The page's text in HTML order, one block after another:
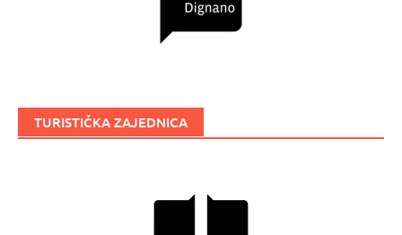
TURISTIČKA ZAJEDNICA